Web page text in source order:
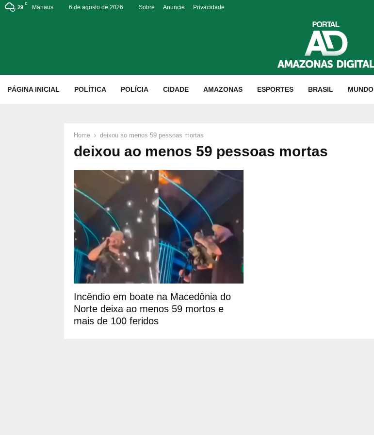
29
C
Manaus 6 de agosto de 2026 Sobre Anuncie Privacidade
PÁGINA INICIAL POLÍTICA POLÍCIA CIDADE AMAZONAS ESPORTES BRASIL MUNDO
Home deixou ao menos 59 pessoas mortas
deixou ao menos 59 pessoas mortas
Incêndio em boate na Macedônia do
Norte deixa ao menos 59 mortos e
mais de 100 feridos